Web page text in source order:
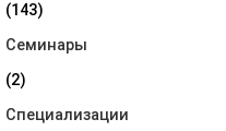
(143)
Семинары
(2)
Специализации